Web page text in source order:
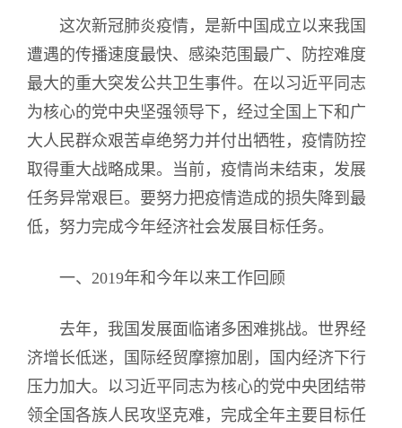
这次新冠肺炎疫情，是新中国成立以来我国
遭遇的传播速度最快、感染范围最广、防控难度
最大的重大突发公共卫生事件。在以习近平同志
为核心的党中央坚强领导下，经过全国上下和广
大人民群众艰苦卓绝努力并付出牺牲，疫情防控
取得重大战略成果。当前，疫情尚未结束，发展
任务异常艰巨。要努力把疫情造成的损失降到最
低，努力完成今年经济社会发展目标任务。
一、2019年和今年以来工作回顾
去年，我国发展面临诸多困难挑战。世界经
济增长低迷，国际经贸摩擦加剧，国内经济下行
压力加大。以习近平同志为核心的党中央团结带
领全国各族人民攻坚克难，完成全年主要目标任